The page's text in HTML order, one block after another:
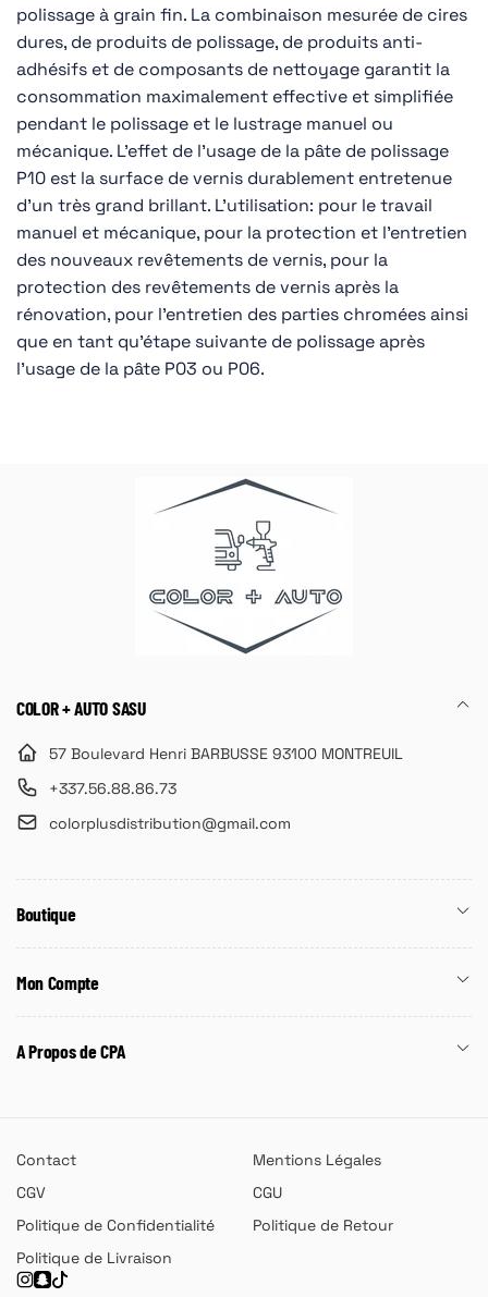
polissage à grain fin. La combinaison mesurée de cires
dures, de produits de polissage, de produits anti-
adhésifs et de composants de nettoyage garantit la
consommation maximalement effective et simplifiée
pendant le polissage et le lustrage manuel ou
mécanique. L’effet de l’usage de la pâte de polissage
P10 est la surface de vernis durablement entretenue
d’un très grand brillant. L’utilisation: pour le travail
manuel et mécanique, pour la protection et l’entretien
des nouveaux revêtements de vernis, pour la
protection des revêtements de vernis après la
rénovation, pour l’entretien des parties chromées ainsi
que en tant qu’étape suivante de polissage après
l’usage de la pâte P03 ou P06.
COLOR + AUTO SASU
57 Boulevard Henri BARBUSSE 93100 MONTREUIL
+337.56.88.86.73
colorplusdistribution@gmail.com
Boutique
Mon Compte
A Propos de CPA
Contact
Mentions Légales
CGV
CGU
Politique de Confidentialité
Politique de Retour
Politique de Livraison
Instagram
Snapchat
TikTok